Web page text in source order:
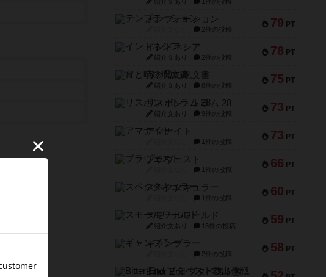
79 PT
テンプテーション
2件の投稿
78 PT
インドネシア
紹介文あり 2件の投稿
75 PT
宵と暁の呪文書
紹介文あり 8件の投稿
73 PT
リスボン・トラム 28
紹介文あり 9件の投稿
73 PT
アマナイト
1件の投稿
66 PT
ブラヴェスト
1件の投稿
60 PT
スペクタキュラー
1件の投稿
59 PT
スモールワールド
紹介文あり 13件の投稿
58 PT
ギャンブラー
2件の投稿
Bitter End ブタペスト救出作戦